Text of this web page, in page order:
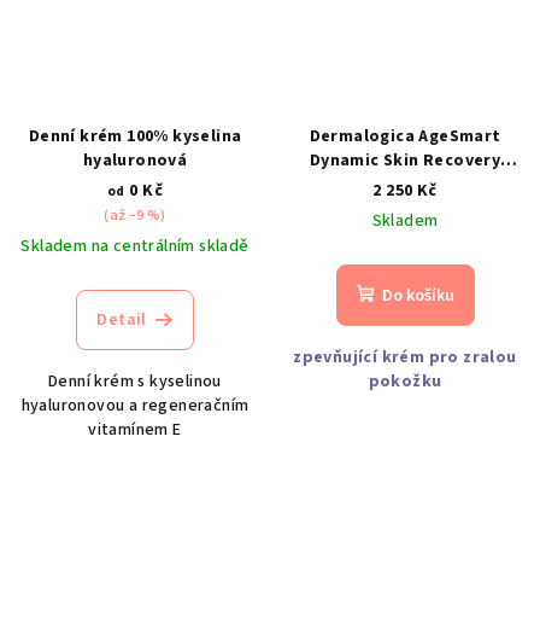
Denní krém 100% kyselina
hyaluronová
od 0 Kč
(až –9 %)
Skladem na centrálním skladě
Detail
Denní krém s kyselinou
hyaluronovou a regeneračním
vitamínem E
Dermalogica AgeSmart
Dynamic Skin Recovery
SPF50, 50 ml
2 250 Kč
Skladem
Do košíku
zpevňující krém pro zralou
pokožku